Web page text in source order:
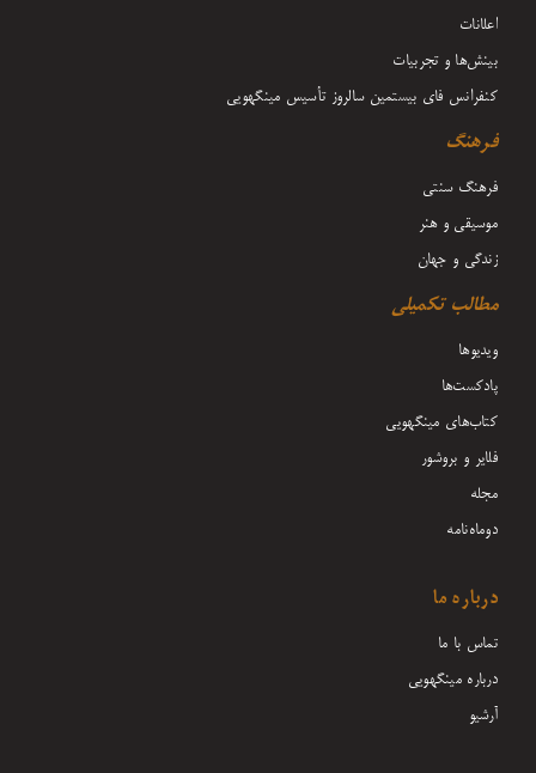
اعلانات
بینش‌ها و تجربیات
کنفرانس فای بیستمین سالروز تأسیس مینگهویی
فرهنگ
فرهنگ سنتی
موسیقی و هنر
زندگی و جهان
مطالب تکمیلی
ویدیوها
پادکست‌ها
کتاب‌های مینگهویی
فلایر و بروشور
مجله
دوماه‌نامه
درباره ما
تماس با ما
درباره مینگهویی
آرشیو